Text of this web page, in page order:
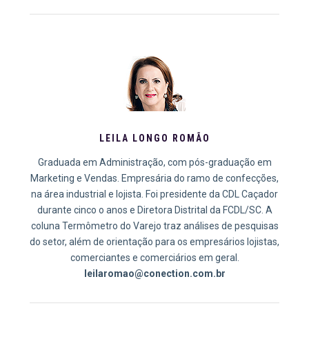
LEILA LONGO ROMÃO
Graduada em Administração, com pós-graduação em
Marketing e Vendas. Empresária do ramo de confecções,
na área industrial e lojista. Foi presidente da CDL Caçador
durante cinco o anos e Diretora Distrital da FCDL/SC. A
coluna Termômetro do Varejo traz análises de pesquisas
do setor, além de orientação para os empresários lojistas,
comerciantes e comerciários em geral.
leilaromao@conection.com.br